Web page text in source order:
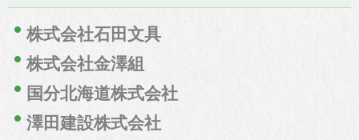
株式会社石田文具
株式会社金澤組
国分北海道株式会社
澤田建設株式会社